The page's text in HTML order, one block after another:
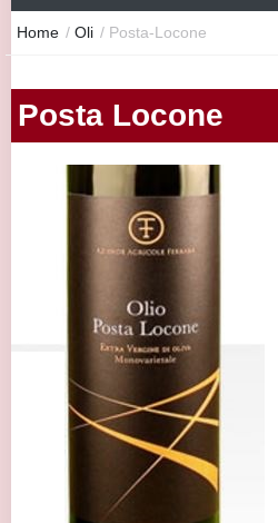
Home / Oli / Posta-Locone
Posta Locone